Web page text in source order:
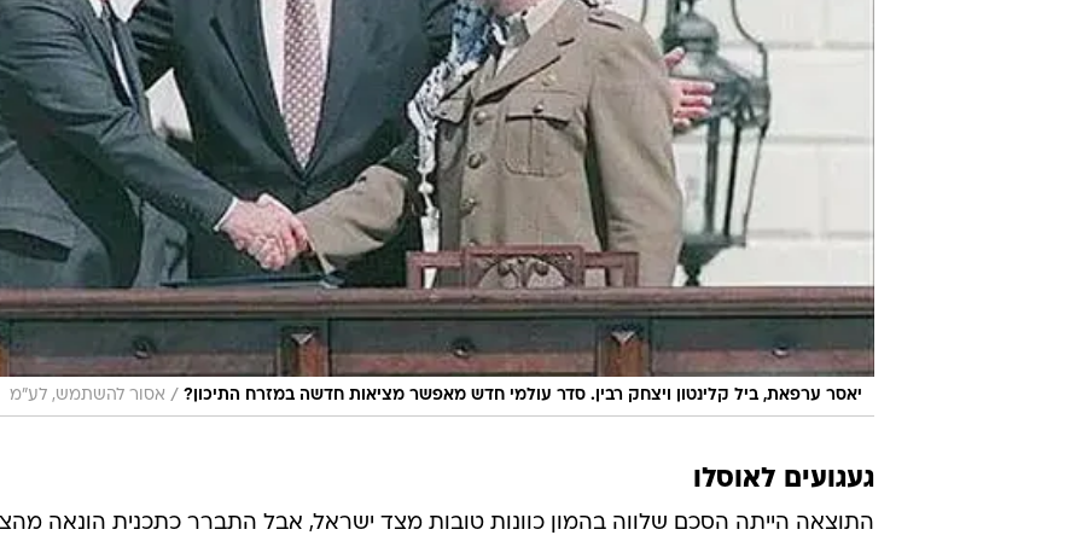
יאסר ערפאת, ביל קלינטון ויצחק רבין. סדר עולמי חדש מאפשר מציאות חדשה במזרח התיכון? / אסור להשתמש, לע"מ
געגועים לאוסלו
התוצאה הייתה הסכם שלווה בהמון כוונות טובות מצד ישראל, אבל התברר כתכנית הונאה